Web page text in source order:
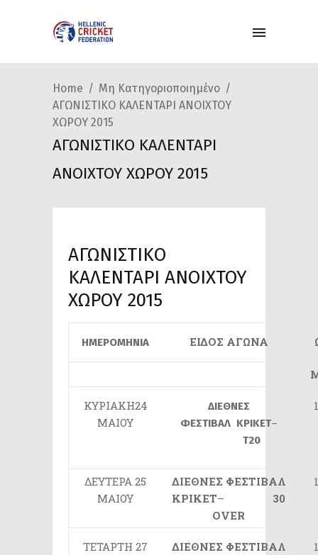
Home
Μη Κατηγοριοποιημένο
ΑΓΩΝΙΣΤΙΚΟ ΚΑΛΕΝΤΑΡΙ ΑΝΟΙΧΤΟΥ
ΧΩΡΟΥ 2015
ΑΓΩΝΙΣΤΙΚΟ ΚΑΛΕΝΤΑΡΙ
ΑΝΟΙΧΤΟΥ ΧΩΡΟΥ 2015
ΑΓΩΝΙΣΤΙΚΟ
ΚΑΛΕΝΤΑΡΙ ΑΝΟΙΧΤΟΥ
ΧΩΡΟΥ 2015
ΗΜΕΡΟΜΗΝΙΑ ΕΙΔΟΣ ΑΓΩΝΑ
ΚΥΡΙΑΚΗ24
ΜΑΙΟΥ
ΔΙΕΘΝΕΣ
ΦΕΣΤΙΒΑΛ ΚΡΙΚΕΤ–
T20
ΔΕΥΤΕΡΑ 25
ΜΑΙΟΥ
ΔΙΕΘΝΕΣ ΦΕΣΤΙΒΑΛ
ΚΡΙΚΕΤ– 30
OVER
ΤΕΤΑΡΤΗ 27
ΔΙΕΘΝΕΣ ΦΕΣΤΙΒΑΛ